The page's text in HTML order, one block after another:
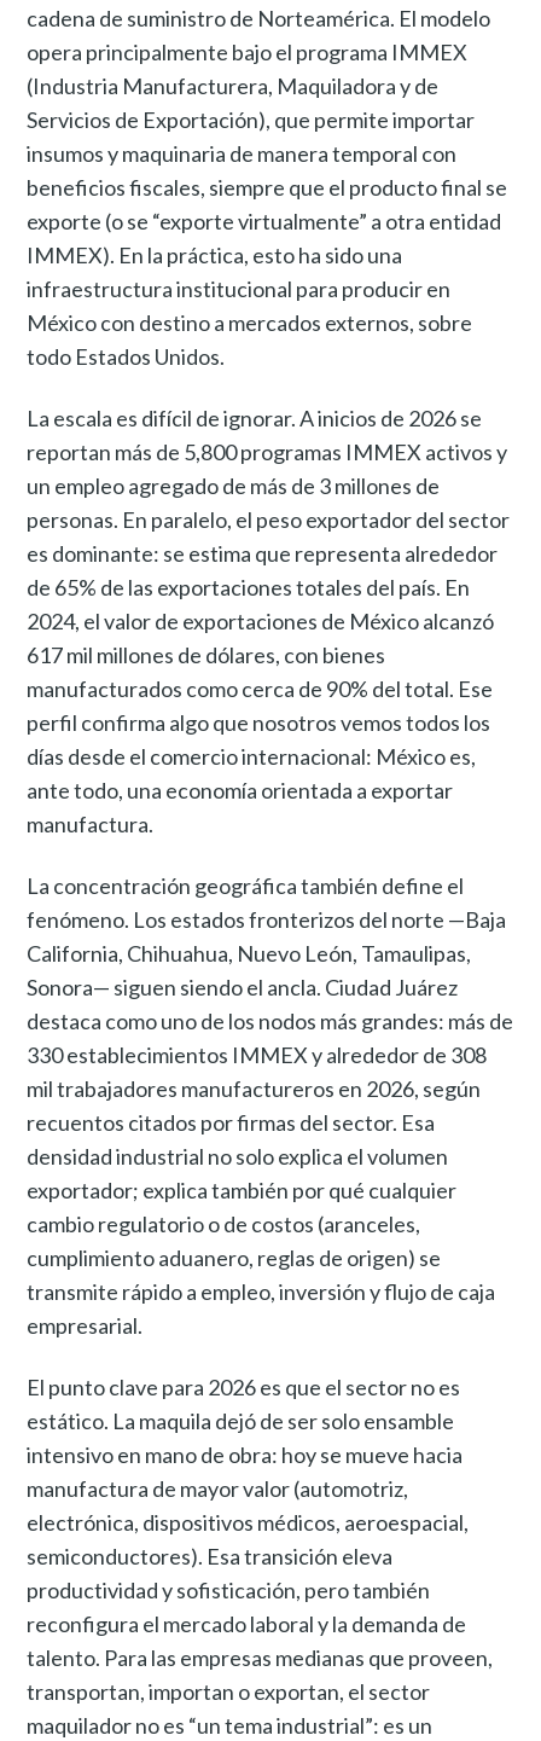
cadena de suministro de Norteamérica. El modelo
opera principalmente bajo el programa IMMEX
(Industria Manufacturera, Maquiladora y de
Servicios de Exportación), que permite importar
insumos y maquinaria de manera temporal con
beneficios fiscales, siempre que el producto final se
exporte (o se “exporte virtualmente” a otra entidad
IMMEX). En la práctica, esto ha sido una
infraestructura institucional para producir en
México con destino a mercados externos, sobre
todo Estados Unidos.
La escala es difícil de ignorar. A inicios de 2026 se
reportan más de 5,800 programas IMMEX activos y
un empleo agregado de más de 3 millones de
personas. En paralelo, el peso exportador del sector
es dominante: se estima que representa alrededor
de 65% de las exportaciones totales del país. En
2024, el valor de exportaciones de México alcanzó
617 mil millones de dólares, con bienes
manufacturados como cerca de 90% del total. Ese
perfil confirma algo que nosotros vemos todos los
días desde el comercio internacional: México es,
ante todo, una economía orientada a exportar
manufactura.
La concentración geográfica también define el
fenómeno. Los estados fronterizos del norte —Baja
California, Chihuahua, Nuevo León, Tamaulipas,
Sonora— siguen siendo el ancla. Ciudad Juárez
destaca como uno de los nodos más grandes: más de
330 establecimientos IMMEX y alrededor de 308
mil trabajadores manufactureros en 2026, según
recuentos citados por firmas del sector. Esa
densidad industrial no solo explica el volumen
exportador; explica también por qué cualquier
cambio regulatorio o de costos (aranceles,
cumplimiento aduanero, reglas de origen) se
transmite rápido a empleo, inversión y flujo de caja
empresarial.
El punto clave para 2026 es que el sector no es
estático. La maquila dejó de ser solo ensamble
intensivo en mano de obra: hoy se mueve hacia
manufactura de mayor valor (automotriz,
electrónica, dispositivos médicos, aeroespacial,
semiconductores). Esa transición eleva
productividad y sofisticación, pero también
reconfigura el mercado laboral y la demanda de
talento. Para las empresas medianas que proveen,
transportan, importan o exportan, el sector
maquilador no es “un tema industrial”: es un